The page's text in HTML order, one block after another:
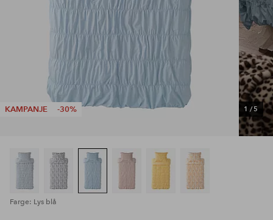
KAMPANJE -30% 1 /5
Farge: Lys blå